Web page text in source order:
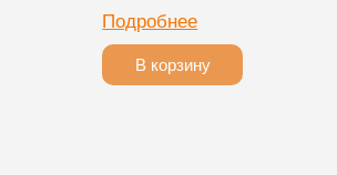
Подробнее
В корзину